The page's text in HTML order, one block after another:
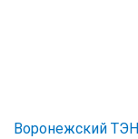
Воронежский ТЭН